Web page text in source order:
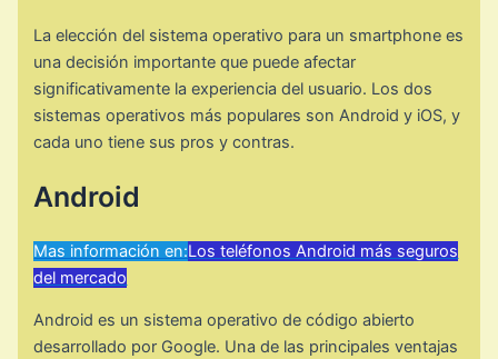
La elección del sistema operativo para un smartphone es
una decisión importante que puede afectar
significativamente la experiencia del usuario. Los dos
sistemas operativos más populares son Android y iOS, y
cada uno tiene sus pros y contras.
Android
Mas información en:Los teléfonos Android más seguros
del mercado
Android es un sistema operativo de código abierto
desarrollado por Google. Una de las principales ventajas